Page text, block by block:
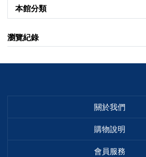
本館分類
瀏覽紀錄
關於我們
購物說明
會員服務